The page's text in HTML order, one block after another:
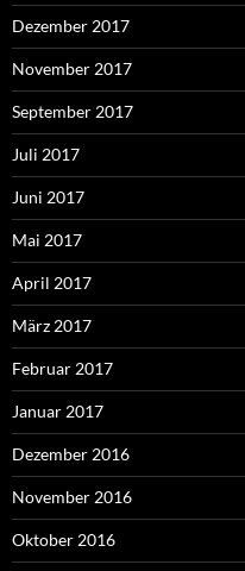
Dezember 2017
November 2017
September 2017
Juli 2017
Juni 2017
Mai 2017
April 2017
März 2017
Februar 2017
Januar 2017
Dezember 2016
November 2016
Oktober 2016